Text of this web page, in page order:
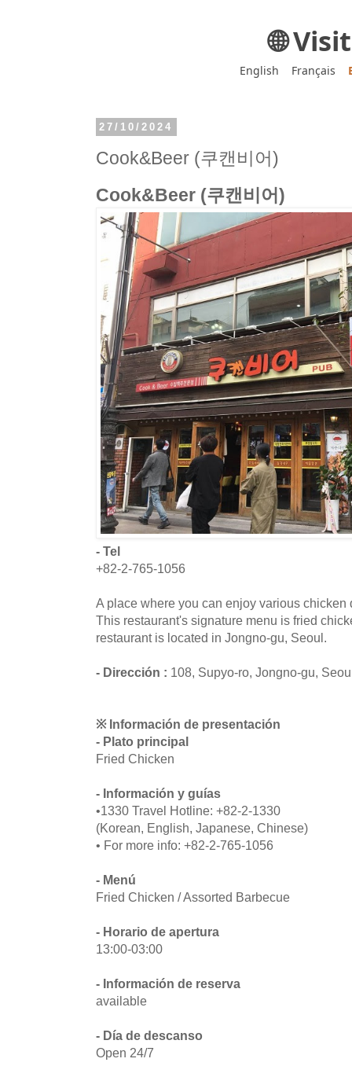
🌐
English Français
27/10/2024
Cook&Beer (쿠캔비어)
Cook&Beer (쿠캔비어)
- Tel
+82-2-765-1056
A place where you can enjoy various
This restaurant's signature menu is fried
restaurant is located in Jongno-gu, Seoul.
- Dirección : 108, Supyo-ro, Jongno-gu,
※ Información de presentación
- Plato principal
Fried Chicken
- Información y guías
•1330 Travel Hotline: +82-2-1330
(Korean, English, Japanese, Chinese)
• For more info: +82-2-765-1056
- Menú
Fried Chicken / Assorted Barbecue
- Horario de apertura
13:00-03:00
- Información de reserva
available
- Día de descanso
Open 24/7